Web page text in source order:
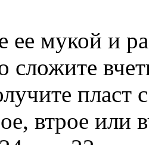
ее мукой и
сложите
пласт
втрое или